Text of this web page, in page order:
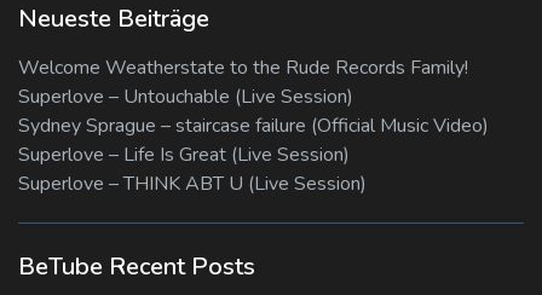
Neueste Beiträge
Welcome Weatherstate to the Rude Records Family!
Superlove – Untouchable (Live Session)
Sydney Sprague – staircase failure (Official Music Video)
Superlove – Life Is Great (Live Session)
Superlove – THINK ABT U (Live Session)
BeTube Recent Posts